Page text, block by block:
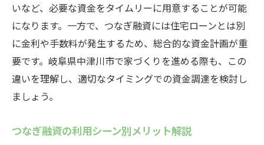
いなど、必要な資金をタイムリーに用意することが可能
になります。一方で、つなぎ融資には住宅ローンとは別
に金利や手数料が発生するため、総合的な資金計画が重
要です。岐阜県中津川市で家づくりを進める際も、この
違いを理解し、適切なタイミングでの資金調達を検討し
ましょう。
つなぎ融資の利用シーン別メリット解説